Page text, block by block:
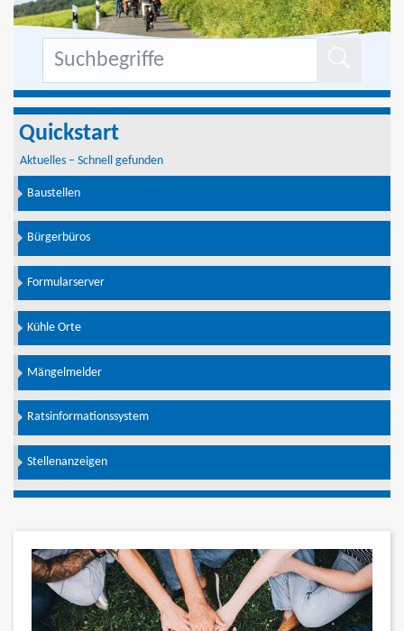
Quickstart
Aktuelles – Schnell gefunden
Baustellen
Bürgerbüros
Formularserver
Kühle Orte
Mängelmelder
Ratsinformationssystem
Stellenanzeigen